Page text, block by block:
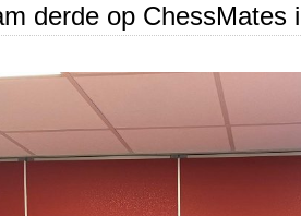
derde op ChessMates